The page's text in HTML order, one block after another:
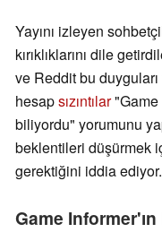
Yayını izleyen
kırıklıklarını dile
ve Reddit bu
hesapsızıntılar"Game
biliyordu" yorumunu
beklentileri düşürmek
gerektiğini iddia ediyor.
Game